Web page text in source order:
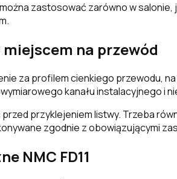
zastosować zarówno w
miejscem na przewód
za profilem cienkiego
kanału instalacyjnego i
przed przyklejeniem listwy. Trzeba
zgodnie z obowiązującymi
NMC FD11